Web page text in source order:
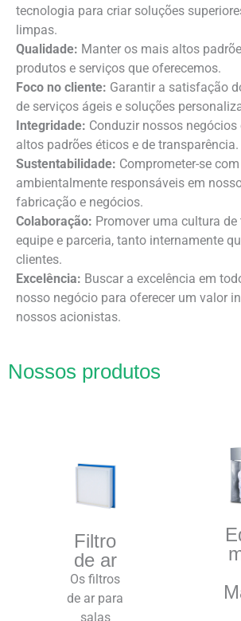
tecnologia para criar soluções
limpas.
Qualidade: Manter os mais altos
produtos e serviços que oferecemos.
Foco no cliente: Garantir a satisfação
de serviços ágeis e soluções
Integridade: Conduzir nossos
altos padrões éticos e de transparência.
Sustentabilidade: Comprometer-se
ambientalmente responsáveis em
fabricação e negócios.
Colaboração: Promover uma cultura
equipe e parceria, tanto internamente
clientes.
Excelência: Buscar a excelência em
nosso negócio para oferecer um valor
nossos acionistas.
Nossos produtos
Filtro
de ar
Os filtros
de ar para
salas